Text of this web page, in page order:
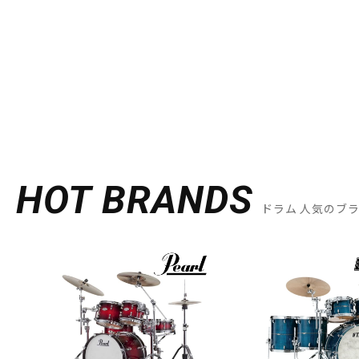
HOT BRANDS ドラム 人気のブ